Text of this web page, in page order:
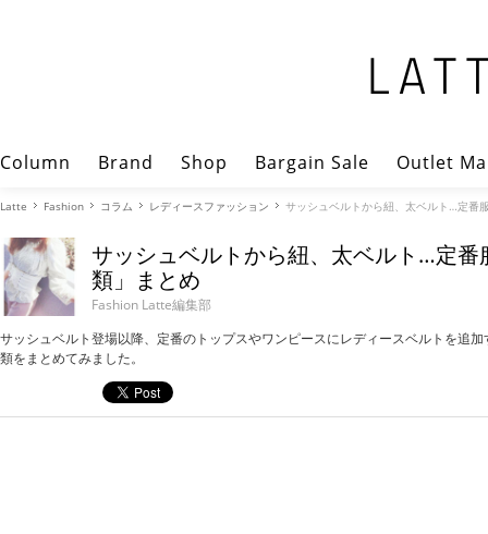
Column Brand Shop Bargain Sale Outlet
Latte Fashion コラム レディースファッション サッシュベルトから紐、太ベルト…定番
サッシュベルトから紐、太ベルト…定
類」まとめ
Fashion Latte編集部
サッシュベルト登場以降、定番のトップスやワンピースにレディースベルトを追
類をまとめてみました。